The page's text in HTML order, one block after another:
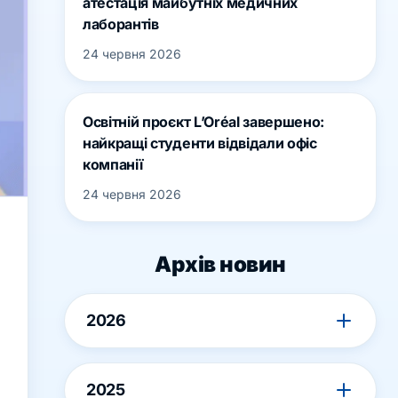
лаборантів
24 червня 2026
Освітній проєкт L’Oréal завершено:
найкращі студенти відвідали офіс
компанії
24 червня 2026
Архів новин
2026
2025